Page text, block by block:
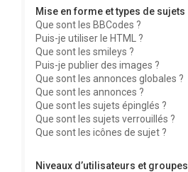
Mise en forme et types de sujets
Que sont les BBCodes ?
Puis-je utiliser le HTML ?
Que sont les smileys ?
Puis-je publier des images ?
Que sont les annonces globales ?
Que sont les annonces ?
Que sont les sujets épinglés ?
Que sont les sujets verrouillés ?
Que sont les icônes de sujet ?
Niveaux d’utilisateurs et groupes